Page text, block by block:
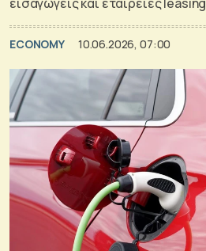
ECONOMY 10.06.2026, 07:00